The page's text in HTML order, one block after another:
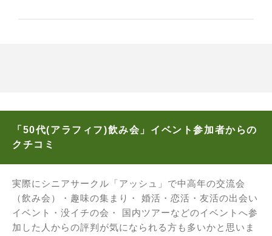
「50代(アラフィフ)飲み会」イベント参加者からの
クチコミ
実際にシニアサークル「アッシュ」で中高年の交流会
（飲み会）・趣味の集まり・ 婚活・恋活・友活の出会い
イベント・没イチの会・ 国内ツアーなどのイベントへ参
加した人からの評判が気になられる方も多いかと思いま